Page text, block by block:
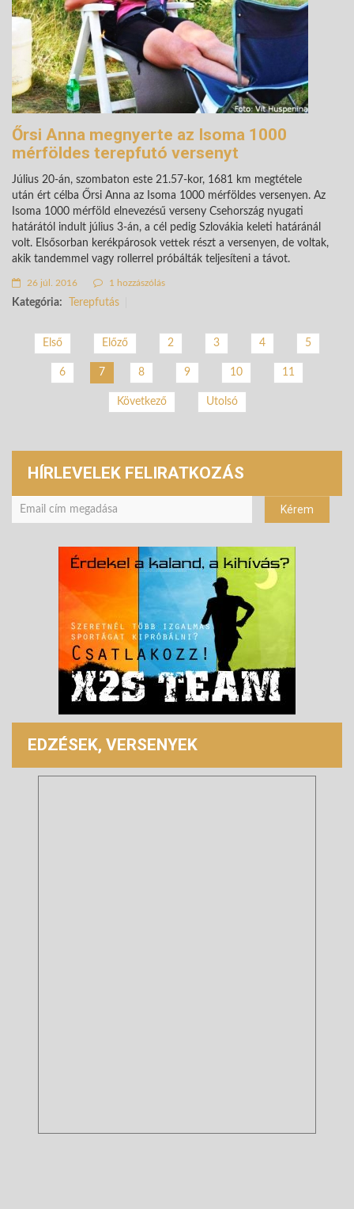
Őrsi Anna megnyerte az Isoma 1000
mérföldes terepfutó versenyt
Július 20-án, szombaton este 21.57-kor, 1681 km megtétele
után ért célba Őrsi Anna az Isoma 1000 mérföldes versenyen. Az
Isoma 1000 mérföld elnevezésű verseny Csehország nyugati
határától indult július 3-án, a cél pedig Szlovákia keleti határánál
volt. Elsősorban kerékpárosok vettek részt a versenyen, de voltak,
akik tandemmel vagy rollerrel próbálták teljesíteni a távot.
26 júl. 2016 1 hozzászólás
Kategória: Terepfutás
Első Előző 2 3 4 5
6 7 8 9 10 11
Következő Utolsó
HÍRLEVELEK FELIRATKOZÁS
EDZÉSEK, VERSENYEK